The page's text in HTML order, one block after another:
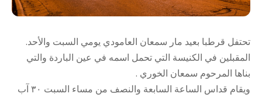
تحتفل قرطبا بعيد مار سمعان العامودي يومي السبت والأحد.
المقبلين في الكنيسة التي تحمل اسمه في عين الباردة والتي
بناها المرحوم سمعان الخوري .
ويقام قداس الساعة السابعة والنصف من مساء السبت ٣٠ آب